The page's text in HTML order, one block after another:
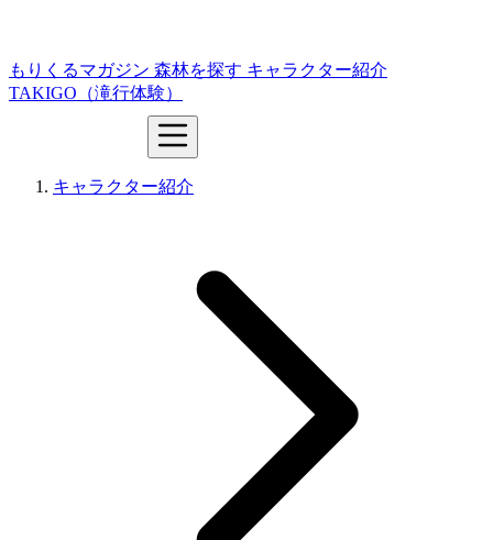
もりくるマガジン 森林を探す キャラクター紹介
TAKIGO（滝行体験）
キャラクター紹介